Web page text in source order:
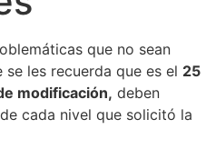
que no sean
les recuerda que es el 25
modificación, deben
cada nivel que solicitó la